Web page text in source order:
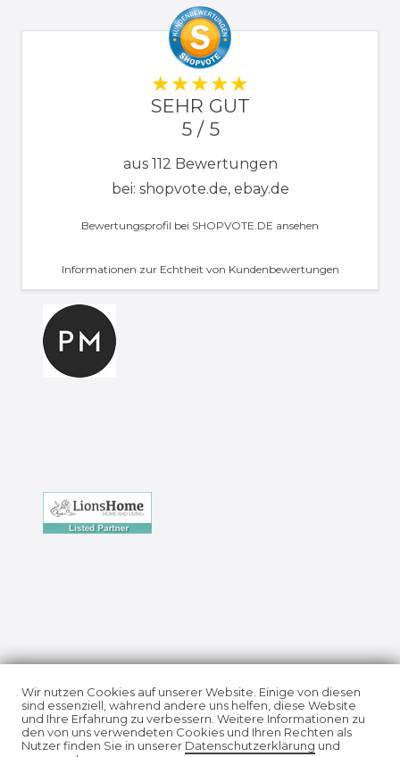
SEHR GUT
5 / 5
aus 112 Bewertungen
bei: shopvote.de, ebay.de
Bewertungsprofil bei SHOPVOTE.DE ansehen
Informationen zur Echtheit von Kundenbewertungen
Impressum Daten­schutz­erklärung
Wir nutzen Cookies auf unserer Website. Einige von diesen
sind essenziell, während andere uns helfen, diese Website
und Ihre Erfahrung zu verbessern. Weitere Informationen zu
den von uns verwendeten Cookies und Ihren Rechten als
Nutzer finden Sie in unserer Daten­schutz­erklärung und